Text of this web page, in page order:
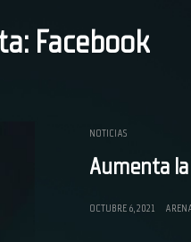
Facebook
NOTICIAS
Aumenta
OCTUBRE 6, 2021